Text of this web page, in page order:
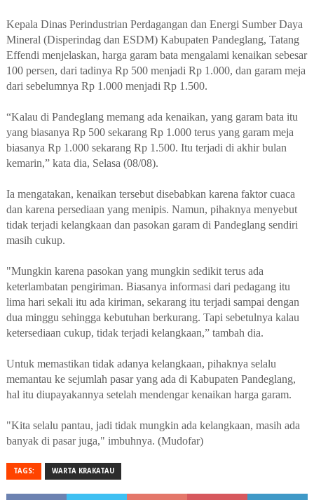
Kepala Dinas Perindustrian Perdagangan dan Energi Sumber Daya
Mineral (Disperindag dan ESDM) Kabupaten Pandeglang, Tatang
Effendi menjelaskan, harga garam bata mengalami kenaikan sebesar
100 persen, dari tadinya Rp 500 menjadi Rp 1.000, dan garam meja
dari sebelumnya Rp 1.000 menjadi Rp 1.500.
“Kalau di Pandeglang memang ada kenaikan, yang garam bata itu
yang biasanya Rp 500 sekarang Rp 1.000 terus yang garam meja
biasanya Rp 1.000 sekarang Rp 1.500. Itu terjadi di akhir bulan
kemarin,” kata dia, Selasa (08/08).
Ia mengatakan, kenaikan tersebut disebabkan karena faktor cuaca
dan karena persediaan yang menipis. Namun, pihaknya menyebut
tidak terjadi kelangkaan dan pasokan garam di Pandeglang sendiri
masih cukup.
"Mungkin karena pasokan yang mungkin sedikit terus ada
keterlambatan pengiriman. Biasanya informasi dari pedagang itu
lima hari sekali itu ada kiriman, sekarang itu terjadi sampai dengan
dua minggu sehingga kebutuhan berkurang. Tapi sebetulnya kalau
ketersediaan cukup, tidak terjadi kelangkaan,” tambah dia.
Untuk memastikan tidak adanya kelangkaan, pihaknya selalu
memantau ke sejumlah pasar yang ada di Kabupaten Pandeglang,
hal itu diupayakannya setelah mendengar kenaikan harga garam.
"Kita selalu pantau, jadi tidak mungkin ada kelangkaan, masih ada
banyak di pasar juga," imbuhnya. (Mudofar)
TAGS: WARTA KRAKATAU